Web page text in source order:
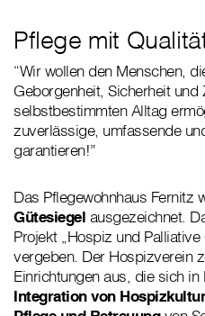
Pflege mit
“Wir wollen den Menschen,
Geborgenheit, Sicherheit
selbstbestimmten Alltag
zuverlässige, umfassende
garantieren!”
Das Pflegewohnhaus Fernitz
Gütesiegel ausgezeichnet.
Projekt „Hospiz und
vergeben. Der Hospizverein
Einrichtungen aus, die sich
Integration von